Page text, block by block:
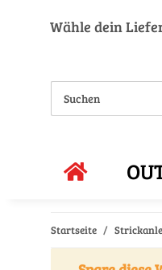
Wähle dein
Startseite